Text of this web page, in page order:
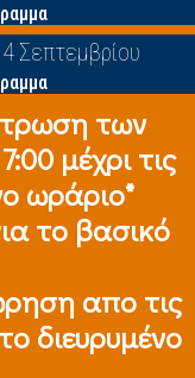
Σεπτεμβρίου
των
μέχρι τις
ωράριο*
το βασικό
απο τις
διευρυμένο